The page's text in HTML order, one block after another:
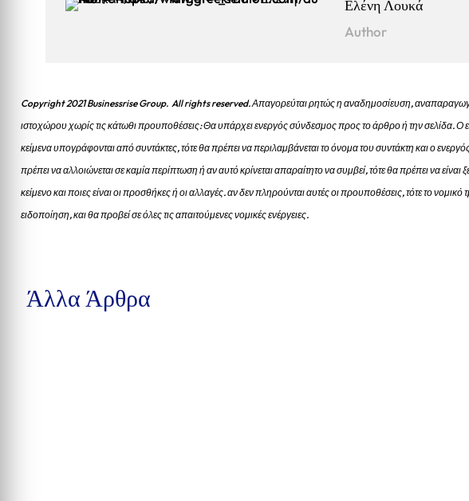
Ελένη Λουκά
Author
Copyright 2021 Businessrise Group. All rights reserved. Απαγορεύται ρητώς η αναδημοσίευση,
ιστοχώρου χωρίς τις κάτωθι προυποθέσεις: Θα υπάρχει ενεργός σύνδεσμος προς το άρθρο ή την σελίδα.Ο
κείμενα υπογράφονται από συντάκτες, τότε θα πρέπει να περιλαμβάνεται το όνομα του συντάκτη και ο
πρέπει να αλλοιώνεται σε καμία περίπτωση ή αν αυτό κρίνεται απαραίτητο να συμβεί, τότε θα πρέπει να
κείμενο και ποιες είναι οι προσθήκες ή οι αλλαγές. αν δεν πληρούνται αυτές οι προυποθέσεις, τότε το
ειδοποίηση, και θα προβεί σε όλες τις απαιτούμενες νομικές ενέργειες.
Άλλα Άρθρα